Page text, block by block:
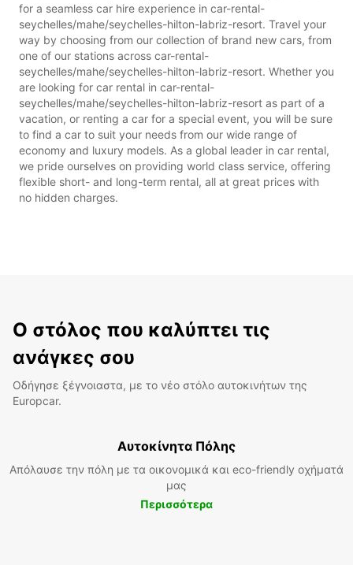
for a seamless car hire experience in car-rental-
seychelles/mahe/seychelles-hilton-labriz-resort. Travel your
way by choosing from our collection of brand new cars, from
one of our stations across car-rental-
seychelles/mahe/seychelles-hilton-labriz-resort. Whether you
are looking for car rental in car-rental-
seychelles/mahe/seychelles-hilton-labriz-resort as part of a
vacation, or renting a car for a special event, you will be sure
to find a car to suit your needs from our wide range of
economy and luxury models. As a global leader in car rental,
we pride ourselves on providing world class service, offering
flexible short- and long-term rental, all at great prices with
no hidden charges.
Ο στόλος που καλύπτει τις
ανάγκες σου
Οδήγησε ξέγνοιαστα, με το νέο στόλο αυτοκινήτων της
Europcar.
Αυτοκίνητα Πόλης
Απόλαυσε την πόλη με τα οικονομικά και eco-friendly οχήματά
μας
Περισσότερα